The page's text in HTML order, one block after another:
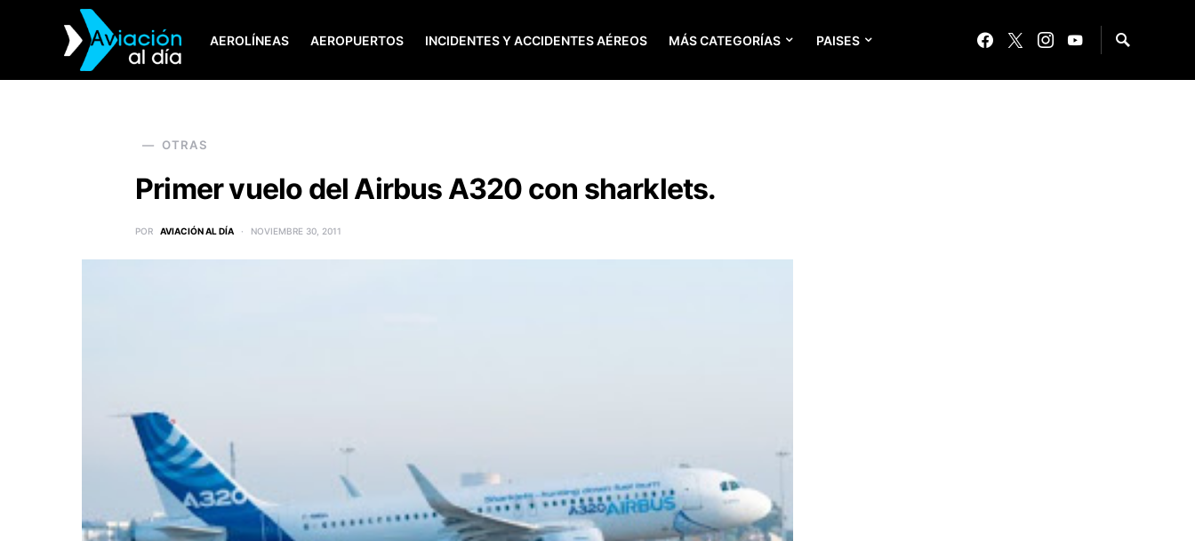
AEROLÍNEAS AEROPUERTOS INCIDENTES Y ACCIDENTES AÉREOS MÁS CATEGORÍAS PAISES
SEARCH FOR:
OTRAS
Primer vuelo del Airbus A320 con sharklets.
POR AVIACIÓN AL DÍA NOVIEMBRE 30, 2011